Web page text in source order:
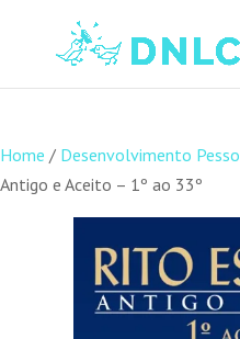
Home / Desenvolvimento
Antigo e Aceito – 1º ao 33º